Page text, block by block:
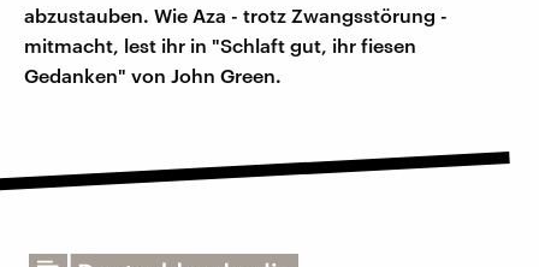
abzustauben. Wie Aza - trotz Zwangsstörung -
mitmacht, lest ihr in "Schlaft gut, ihr fiesen
Gedanken" von John Green.